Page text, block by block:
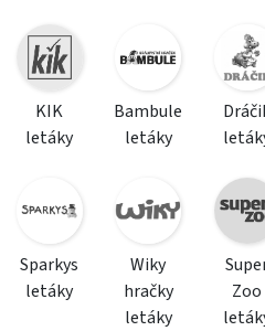
KIK
letáky
Bambule
letáky
Sparkys
letáky
Wiky
hračky
letáky
Zoo